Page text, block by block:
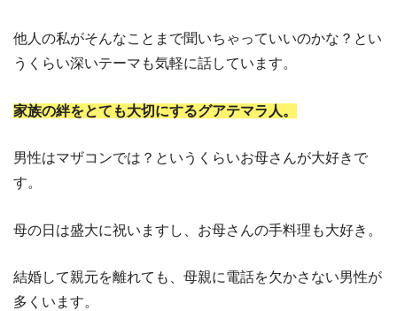
他人の私がそんなことまで聞いちゃっていいのかな？とい
うくらい深いテーマも気軽に話しています。
家族の絆をとても大切にするグアテマラ人。
男性はマザコンでは？というくらいお母さんが大好きで
す。
母の日は盛大に祝いますし、お母さんの手料理も大好き。
結婚して親元を離れても、母親に電話を欠かさない男性が
多くいます。